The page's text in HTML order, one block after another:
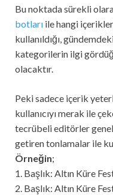
Bu noktada sürekli
botları ile hangi
kullanıldığı,
kategorilerin ilgi
olacaktır.
Peki sadece içerik
kullanıcıyı merak ile
tecrübeli editörler
getiren tonlamalar ile
Örneğin;
1. Başlık: Altın Küre
2. Başlık: Altın Küre